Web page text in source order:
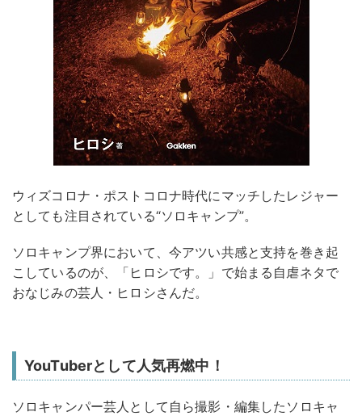
ウィズコロナ・ポストコロナ時代にマッチしたレジャー
としても注目されている“ソロキャンプ”。
ソロキャンプ界において、今アツい共感と支持を巻き起
こしているのが、「ヒロシです。」で始まる自虐ネタで
おなじみの芸人・ヒロシさんだ。
YouTuberとして人気再燃中！
ソロキャンパー芸人として自ら撮影・編集したソロキャ